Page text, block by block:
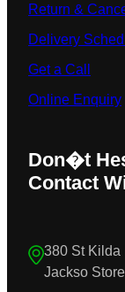
Return &
Delivery
Get a Call
Online Enquiry
Don�t
Contact
380 St Kilda
Jackso